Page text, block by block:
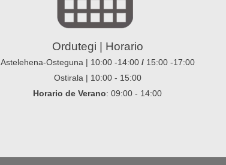
Ordutegi | Horario
Astelehena-Osteguna | 10:00 -14:00/ 15:00 -17:00
Ostirala | 10:00 - 15:00
Horario de Verano: 09:00 - 14:00